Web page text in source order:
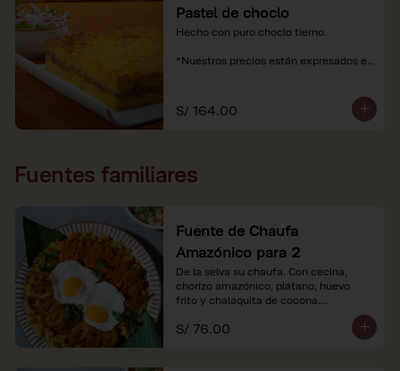
Pastel de choclo
Hecho con puro choclo tierno.
*Nuestros precios están expresados en
S/ 164.00
Fuentes familiares
Fuente de Chaufa
Amazónico para 2
De la selva su chaufa. Con cecina,
chorizo amazónico, plátano, huevo
frito y chalaquita de cocona.
*Imágenes referenciales.
*Nuestros precios están expresados en
S/ 76.00